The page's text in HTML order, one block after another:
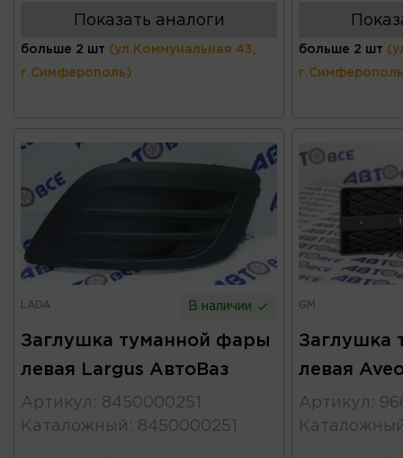
Показать аналоги
больше 2 шт (ул.Коммунальная 43,
г.Симферополь)
больше 2 шт
LADA В наличии
Заглушка туманной фары
левая Largus АвтоВаз
Артикул : 8450000251
Каталожный : 8450000251
GM
Заглушка
левая
Артикул :